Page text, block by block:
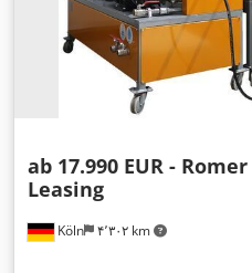
Köln ۴٬۳۰۲ km
ab 17.990 EUR - Romer
Leasing